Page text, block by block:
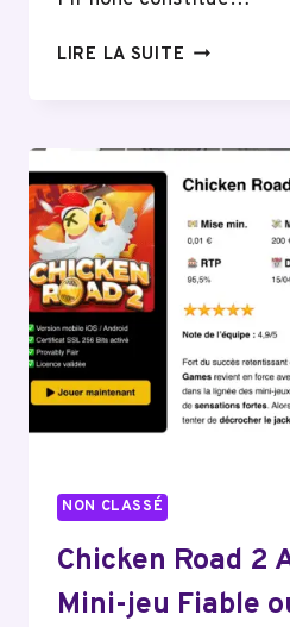
LIRE LA SUITE COMMENT
L’ALARME
SUR
VOTRE
IPHONE
FACILEMENT
NON CLASSÉ
Chicken Road 2
Mini-jeu Fiable